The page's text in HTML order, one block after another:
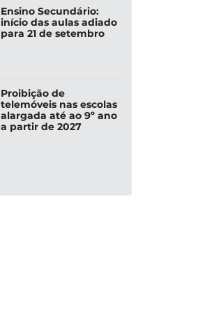
Ensino Secundário:
início das aulas adiado
para 21 de setembro
Proibição de
telemóveis nas escolas
alargada até ao 9º ano
a partir de 2027